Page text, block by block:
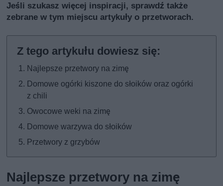
Jeśli szukasz więcej inspiracji, sprawdź także
zebrane w tym miejscu artykuły o przetworach.
Najlepsze przetwory na zimę
Domowe ogórki kiszone do słoików oraz ogórki
z chili
Owocowe weki na zimę
Domowe warzywa do słoików
Przetwory z grzybów
Najlepsze przetwory na zimę